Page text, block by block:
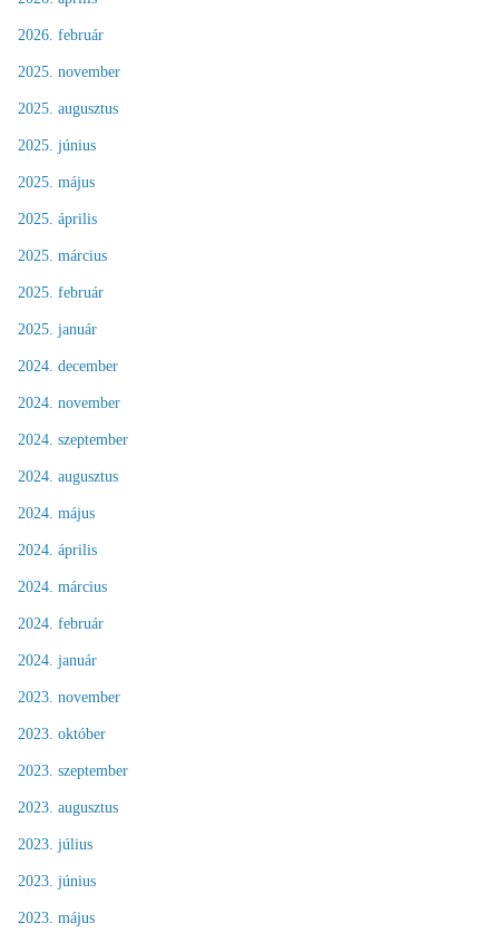
2026. február
2025. november
2025. augusztus
2025. június
2025. május
2025. április
2025. március
2025. február
2025. január
2024. december
2024. november
2024. szeptember
2024. augusztus
2024. május
2024. április
2024. március
2024. február
2024. január
2023. november
2023. október
2023. szeptember
2023. augusztus
2023. július
2023. június
2023. május